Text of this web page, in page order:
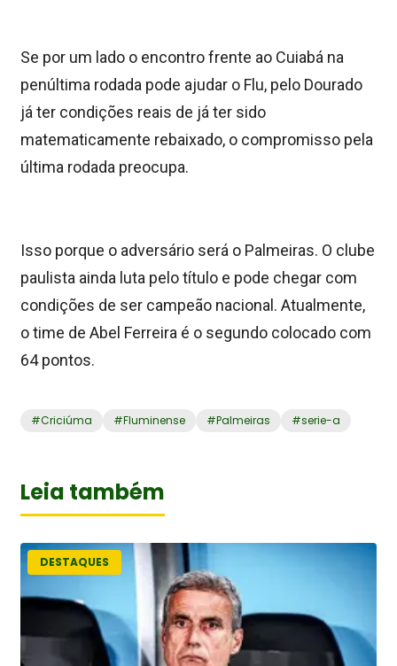
Se por um lado o encontro frente ao Cuiabá na
penúltima rodada pode ajudar o Flu, pelo Dourado
já ter condições reais de já ter sido
matematicamente rebaixado, o compromisso pela
última rodada preocupa.
Isso porque o adversário será o Palmeiras. O clube
paulista ainda luta pelo título e pode chegar com
condições de ser campeão nacional. Atualmente,
o time de Abel Ferreira é o segundo colocado com
64 pontos.
#Criciúma #Fluminense #Palmeiras #serie-a
Leia também
DESTAQUES